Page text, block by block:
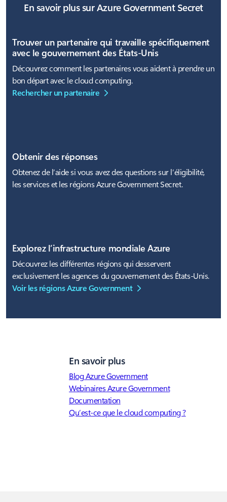
En savoir plus sur Azure Government Secret
Trouver un partenaire qui travaille spécifiquement
avec le gouvernement des États-Unis
Découvrez comment les partenaires vous aident à prendre un
bon départ avec le cloud computing.
Rechercher un partenaire
Obtenir des réponses
Obtenez de l’aide si vous avez des questions sur l’éligibilité,
les services et les régions Azure Government Secret.
Explorez l’infrastructure mondiale Azure
Découvrez les différentes régions qui desservent
exclusivement les agences du gouvernement des États-Unis.
Voir les régions Azure Government
En savoir plus
Blog Azure Government
Webinaires Azure Government
Documentation
Qu’est-ce que le cloud computing ?